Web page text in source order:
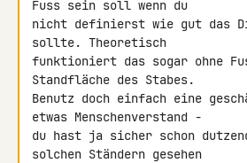
Fuss sein soll wenn du
nicht definierst wie gut das
sollte. Theoretisch
funktioniert das sogar ohne
Standfläche des Stabes.
Benutz doch einfach eine
etwas Menschenverstand -
du hast ja sicher schon
solchen Ständern gesehen